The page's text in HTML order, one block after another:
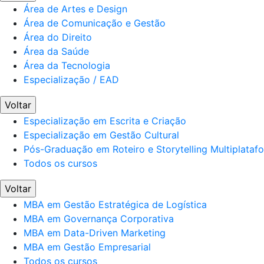
Área de Artes e Design
Área de Comunicação e Gestão
Área do Direito
Área da Saúde
Área da Tecnologia
Especialização / EAD
Voltar
Especialização em Escrita e Criação
Especialização em Gestão Cultural
Pós-Graduação em Roteiro e Storytelling
Todos os cursos
Voltar
MBA em Gestão Estratégica de Logística
MBA em Governança Corporativa
MBA em Data-Driven Marketing
MBA em Gestão Empresarial
Todos os cursos